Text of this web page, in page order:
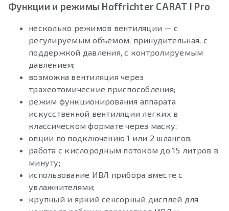
Функции и режимы Hoffrichter CARAT I Pro
несколько режимов вентиляции — с
регулируемым объемом, принудительная, с
поддержкой давления, с контролируемым
давлением;
возможна вентиляция через
трахеотомические приспособления;
режим функционирования аппарата
искусственной вентиляции легких в
классическом формате через маску;
опции по подключению 1 или 2 шлангов;
работа с кислородным потоком до 15 литров в
минуту;
использование ИВЛ прибора вместе с
увлажнителями;
крупный и яркий сенсорный дисплей для